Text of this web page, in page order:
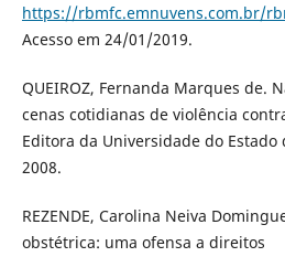
https://rbmfc.emnuvens.com.br/
Acesso em 24/01/2019.
QUEIROZ, Fernanda Marques de.
cenas cotidianas de violência
Editora da Universidade do Estado
2008.
REZENDE, Carolina Neiva
obstétrica: uma ofensa a direitos